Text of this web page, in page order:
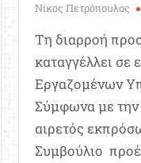
Νίκος Πετρόπουλος
Τη διαρροή
καταγγέλλει σε
Εργαζομένων
Σύμφωνα με
αιρετός
Συμβούλιο